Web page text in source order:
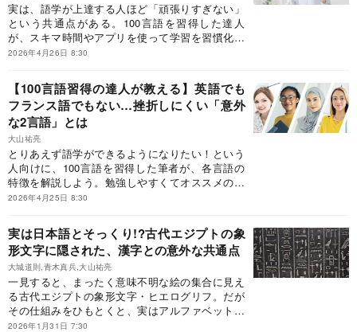
実は、語学が上達する人ほど「頑張りすぎない」
という共通点がある。100言語を習得した達人
が、スキマ時間やアプリを使って学習を習慣化す
る方法を紹介しよう。
2026年4月26日 8:30
【100言語習得の達人が教える】英語でも
フランス語でもない…挫折しにくい「意外
な2言語」とは
大山祐亮
とりあえず語学ができるようになりたい！という
人向けに、100言語を習得した筆者が、各言語の
特徴を解説しよう。勉強しやすくてオススメの言
語、2つとは？※本稿は、言語学者の大山祐亮『勉
（ディスカヴァー・トゥエンティワン）の一部を
抜粋・編集したものです。
2026年4月25日 8:30
実は日本語とそっくり!?古代エジプトの象
形文字に隠された、漢字との意外な共通点
大城道則,青木真兵,大山祐亮
一見すると、まったく意味不明な絵の集合に見え
る古代エジプトの象形文字・ヒエログリフ。だが
その仕組みをひもとくと、実はアルファベット的
でもあり、漢字的でもあることがわかってくる。
2026年1月31日 7:30